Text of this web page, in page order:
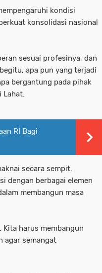
kondisi
konsolidasi nasional
sesuai profesinya, dan
apa pun yang terjadi
bergantung pada pihak
Lahat.
RI Bagi
secara sempit.
dengan berbagai elemen
membangun masa
Kita harus membangun
agar semangat